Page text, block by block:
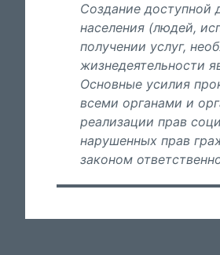
Создание доступной
населения (людей,
получении услуг,
жизнедеятельности
Основные усилия
всеми органами и
реализации прав
нарушенных прав
законом